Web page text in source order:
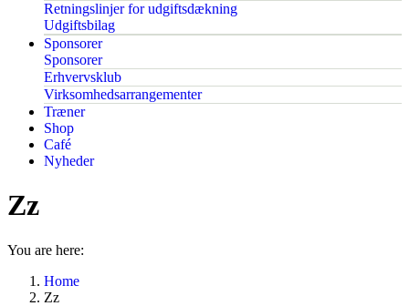
Retningslinjer for udgiftsdækning
Udgiftsbilag
Sponsorer
Sponsorer
Erhvervsklub
Virksomhedsarrangementer
Træner
Shop
Café
Nyheder
Zz
You are here:
Home
Zz